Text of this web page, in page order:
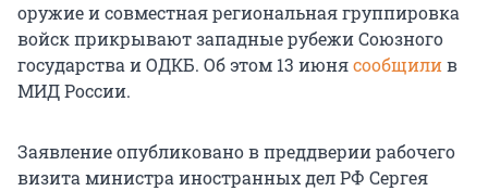
оружие и совместная региональная группировка
войск прикрывают западные рубежи Союзного
государства и ОДКБ. Об этом 13 июнясообщилив
МИД России.
Заявление опубликовано в преддверии рабочего
визита министра иностранных дел РФ Сергея